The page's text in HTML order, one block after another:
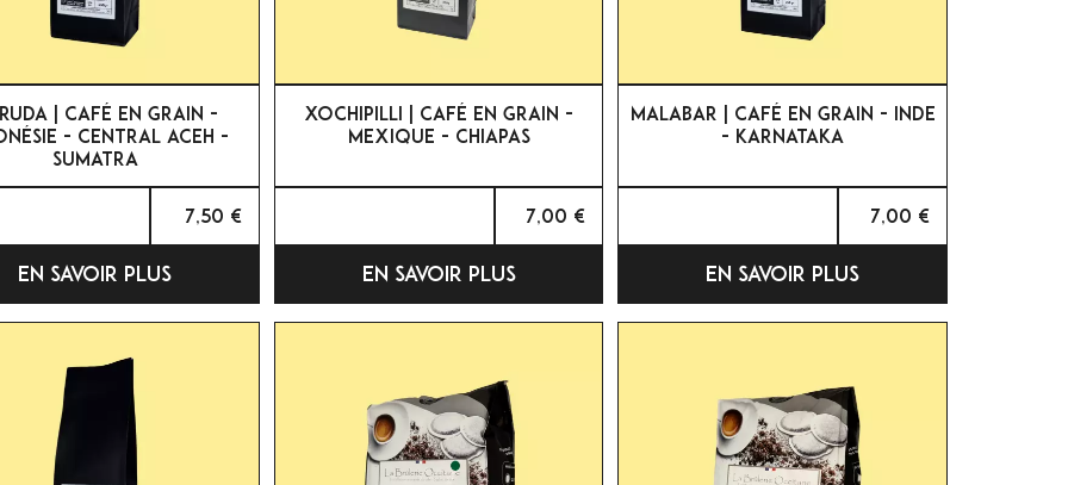
APERÇU RAPIDE
| CAFÉ EN GRAIN -
- CENTRAL ACEH -
SUMATRA
7,50 €
EN SAVOIR PLUS
 APERÇU RAPIDE
XOCHIPILLI | CAFÉ EN GRAIN -
MEXIQUE - CHIAPAS
7,00 €
EN SAVOIR PLUS
 APERÇU RAPIDE
MALABAR | CAFÉ EN GRAIN - INDE
- KARNATAKA
7,00 €
EN SAVOIR PLUS